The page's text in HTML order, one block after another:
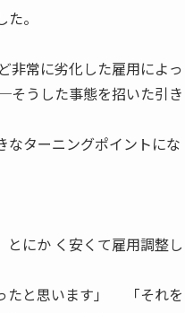
。
非常に劣化した雇用によっ
うした事態を招いた引き
ターニングポイントにな
にか く安くて雇用調整し
たと思います」 「それを